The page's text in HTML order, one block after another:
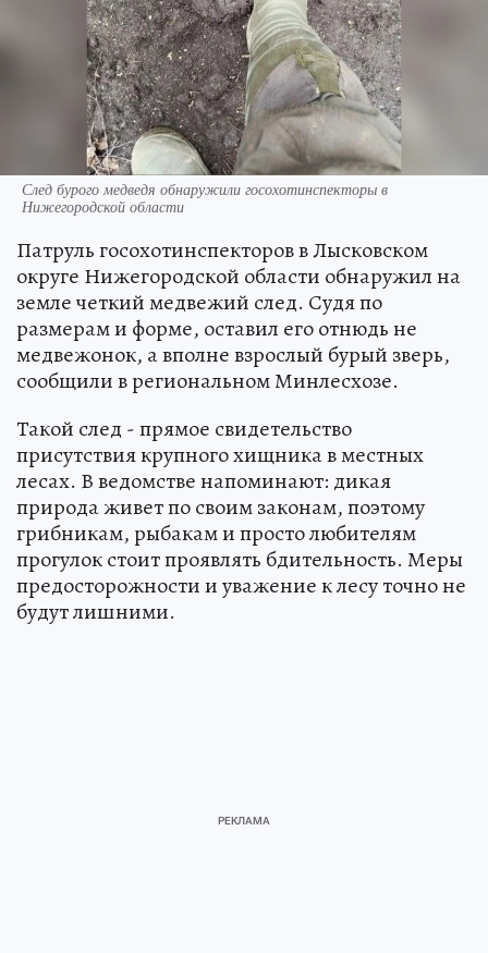
След бурого медведя обнаружили госохотинспекторы в
Нижегородской области
Патруль госохотинспекторов в Лысковском
округе Нижегородской области обнаружил на
земле четкий медвежий след. Судя по
размерам и форме, оставил его отнюдь не
медвежонок, а вполне взрослый бурый зверь,
сообщили в региональном Минлесхозе.
Такой след - прямое свидетельство
присутствия крупного хищника в местных
лесах. В ведомстве напоминают: дикая
природа живет по своим законам, поэтому
грибникам, рыбакам и просто любителям
прогулок стоит проявлять бдительность. Меры
предосторожности и уважение к лесу точно не
будут лишними.